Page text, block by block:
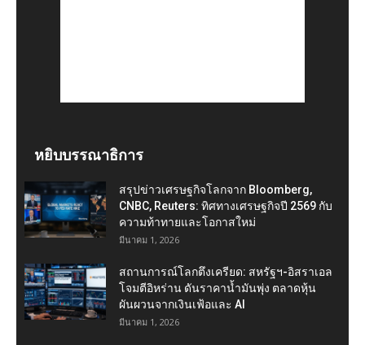
หยิบบรรณาธิการ
สรุปข่าวเศรษฐกิจโลกจาก Bloomberg,
CNBC, Reuters: ทิศทางเศรษฐกิจปี 2569 กับ
ความท้าทายและโอกาสใหม่
มีนาคม 1, 2026
สถานการณ์โลกตึงเครียด: สหรัฐฯ-อิสราเอล
โจมตีอิหร่าน ดันราคาน้ำมันพุ่ง ตลาดหุ้น
ผันผวนจากเงินเฟ้อและ AI
มีนาคม 1, 2026